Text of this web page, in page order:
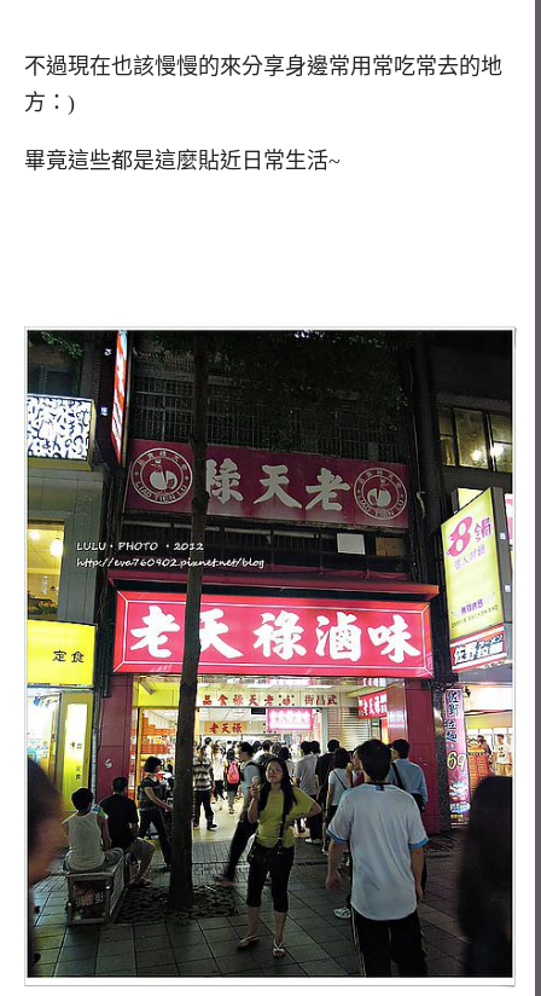
不過現在也該慢慢的來分享身邊常用常吃常去的地
方：)
畢竟這些都是這麼貼近日常生活~